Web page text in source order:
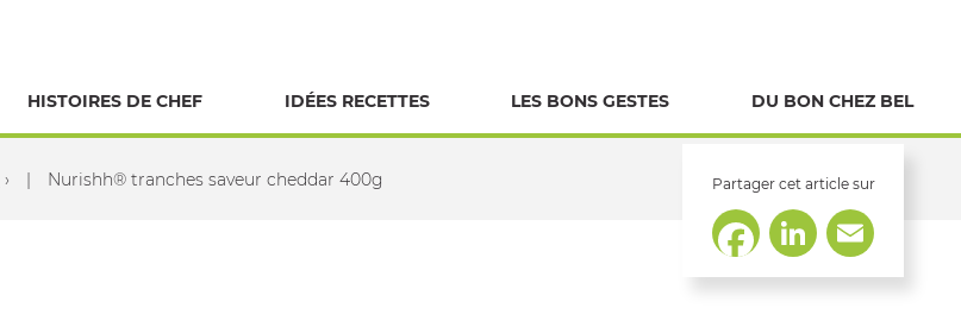
HISTOIRES DE CHEF IDÉES RECETTES LES BONS GESTES DU BON CHEZ BEL
› Nurishh® tranches saveur cheddar 400g Partager cet article sur
FacebookLinkedIn